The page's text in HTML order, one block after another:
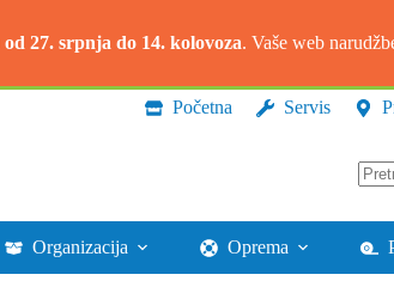
od 27. srpnja do 14. kolovoza. Vaše web
Početna Servis
Organizacija Oprema